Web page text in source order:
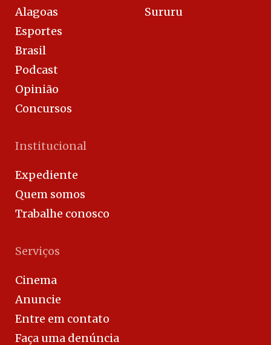
Alagoas
Esportes
Brasil
Podcast
Opinião
Concursos
Sururu
Institucional
Expediente
Quem somos
Trabalhe conosco
Serviços
Cinema
Anuncie
Entre em contato
Faça uma denúncia